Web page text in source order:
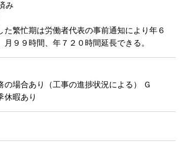
み
た繁忙期は労働者代表の事前通知により年６
月９９時間、年７２０時間延長できる。
の場合あり（工事の進捗状況による） Ｇ
休暇あり